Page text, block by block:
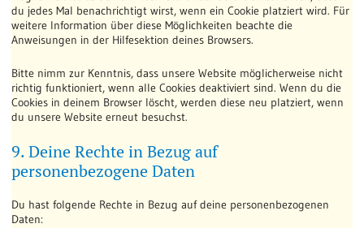
du jedes Mal benachrichtigt wirst, wenn ein Cookie platziert wird. Für
weitere Information über diese Möglichkeiten beachte die
Anweisungen in der Hilfesektion deines Browsers.
Bitte nimm zur Kenntnis, dass unsere Website möglicherweise nicht
richtig funktioniert, wenn alle Cookies deaktiviert sind. Wenn du die
Cookies in deinem Browser löscht, werden diese neu platziert, wenn
du unsere Website erneut besuchst.
9. Deine Rechte in Bezug auf
personenbezogene Daten
Du hast folgende Rechte in Bezug auf deine personenbezogenen
Daten: